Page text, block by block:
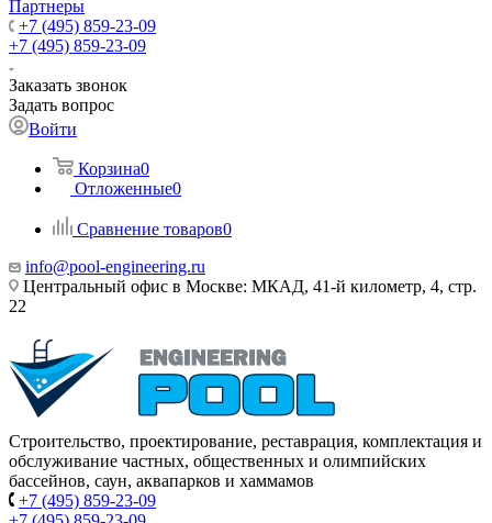
Партнеры
+7 (495) 859-23-09
+7 (495) 859-23-09
Заказать звонок
Задать вопрос
Войти
Корзина0
Отложенные0
Сравнение товаров0
info@pool-engineering.ru
Центральный офис в Москве: МКАД, 41-й километр, 4, стр.
22
Строительство, проектирование, реставрация, комплектация и
обслуживание частных, общественных и олимпийских
бассейнов, саун, аквапарков и хаммамов
+7 (495) 859-23-09